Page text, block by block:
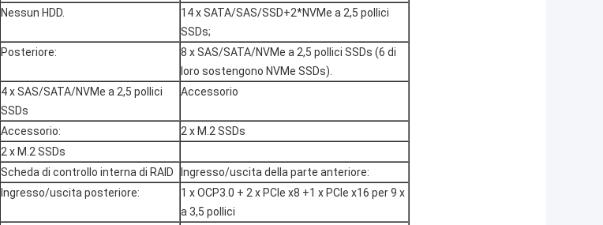
Nessun HDD.
14 x SATA/SAS/SSD+2*NVMe a 2,5 pollici
SSDs;
Posteriore:
8 x SAS/SATA/NVMe a 2,5 pollici SSDs (6 di
loro sostengono NVMe SSDs).
4 x SAS/SATA/NVMe a 2,5 pollici
SSDs
Accessorio
Accessorio:
2 x M.2 SSDs
2 x M.2 SSDs
Scheda di controllo interna di RAID
Ingresso/uscita della parte anteriore:
Ingresso/uscita posteriore:
1 x OCP3.0 + 2 x PCIe x8 +1 x PCIe x16 per 9 x
a 3,5 pollici